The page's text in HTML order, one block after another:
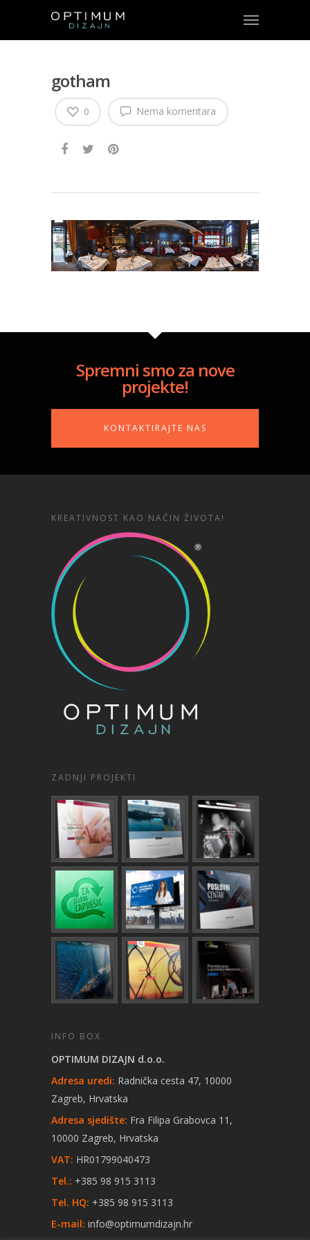
gotham
Nema komentara
0
Spremni smo za nove
projekte!
KONTAKTIRAJTE NAS
KREATIVNOST KAO NAČIN ŽIVOTA!
ZADNJI PROJEKTI
INFO BOX
OPTIMUM DIZAJN d.o.o.
Adresa uredi: Radnička cesta 47, 10000
Zagreb, Hrvatska
Adresa sjedište: Fra Filipa Grabovca 11,
10000 Zagreb, Hrvatska
VAT: HR01799040473
Tel.: +385 98 915 3113
Tel. HQ: +385 98 915 3113
E-mail: info@optimumdizajn.hr